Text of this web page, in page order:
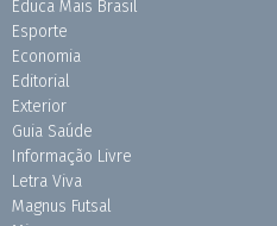
Educa Mais Brasil
Esporte
Economia
Editorial
Exterior
Guia Saúde
Informação Livre
Letra Viva
Magnus Futsal